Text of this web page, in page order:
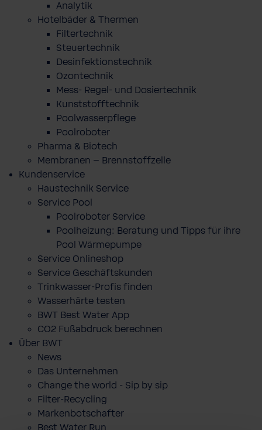
Analytik
Hotelbäder & Thermen
Filtertechnik
Steuertechnik
Desinfektionstechnik
Ozontechnik
Mess- Regel- und Dosiertechnik
Kunststofftechnik
Poolwasserpflege
Poolroboter
Pharma & Biotech
Membranen – Brennstoffzelle
Kundenservice
Haustechnik Service
Service Pool
Poolroboter Service
Poolheizung: Beratung und Tipps für ihre
Pool Wärmepumpe
Service Onlineshop
Service Geschäftskunden
Trinkwasser-Profis finden
Wasserhärte testen
BWT Best Water App
CO2 Fußabdruck berechnen
Über BWT
News
Das Unternehmen
Change the world - Sip by sip
Filter-Recycling
Markenbotschafter
Best Water Run